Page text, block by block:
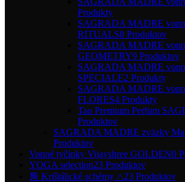
Produkty
SAGRADA MADRE
RITUALS8 Produktov
SAGRADA MADRE
GEOMETRY9 Produktov
SAGRADA MADRE
SPECIALE2 Produkty
SAGRADA MADRE
FLORES4 Produkty
Tao Premium Perfum
Produktov
SAGRADA MADRE zväzky
Produktov
Vonné tyčinky Vijayshree GOLDEN0
YOGA selection23 Produktov
통 Krištálické schémy △23 Produktov